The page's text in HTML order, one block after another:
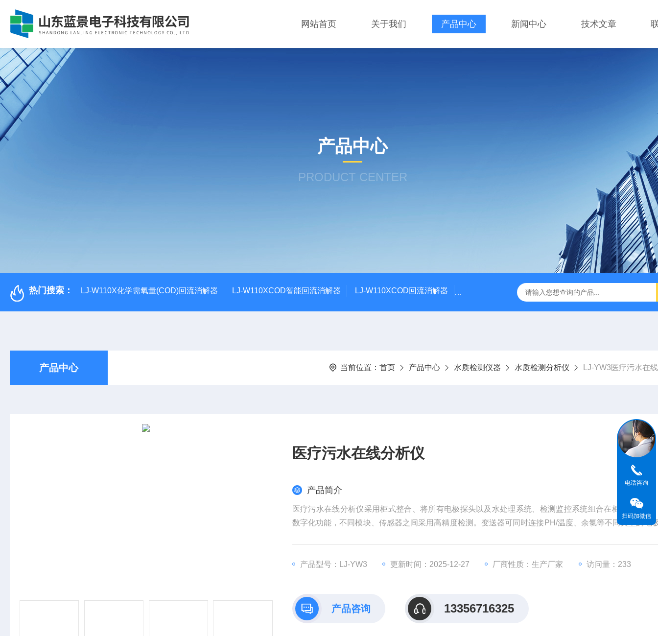
网站首页 关于我们 产品中心 新闻中心 技术文章
产品中心
PRODUCT CENTER
热门搜索： LJ-W110X化学需氧量(COD)回流消解器 LJ-W110XCOD智能回流消解器 LJ-W110XCOD回流消解器 LJ-W110X标准COD消解器 LJ-W110XCOD消解器
产品中心 当前位置： 首页 产品中心 水质检测仪器 水质检测分析仪 LJ-YW3医疗污水在
医疗污水在线分析仪
产品简介
医疗污水在线分析仪采用柜式整合、将所有电极探头以及水处理系统、检测监控系统组合在柜内的方式
数字化功能，不同模块、传感器之间采用高精度检测。变送器可同时连接PH/温度、余氯等不同类型的电
产品型号：LJ-YW3 更新时间：2025-12-27 厂商性质：生产厂家 访问量：233
产品咨询 13356716325
电话咨询
扫码加微信